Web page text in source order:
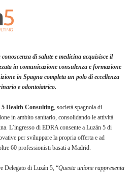
di salute e medicina acquisisce il
in comunicazione consulenza e formazione
in Spagna completa un polo di eccellenza
e odontoiatrico.
Health Consulting, società spagnola di
in ambito sanitario, consolidando le attività
L’ingresso di EDRA consente a Luzán 5 di
per sviluppare la propria offerta e ad
60 professionisti basati a Madrid.
Delegato di Luzán 5, “Questa unione rappresenta